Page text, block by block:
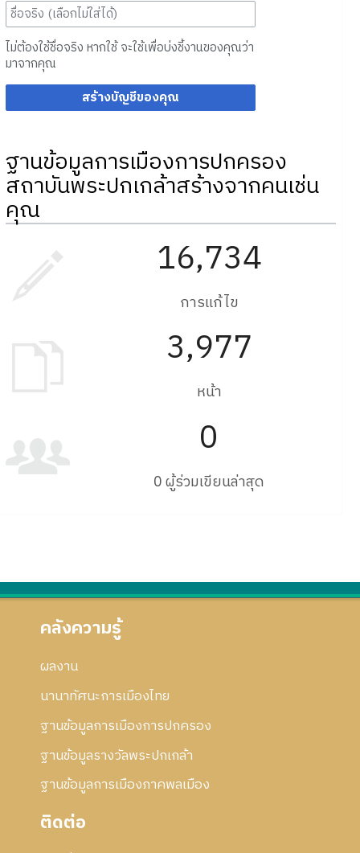
ไม่ต้องใช้ชื่อจริง หากใช้ จะใช้เพื่อบ่งชี้งานของคุณว่า
มาจากคุณ
สร้างบัญชีของคุณ
ฐานข้อมูลการเมืองการปกครอง
สถาบันพระปกเกล้าสร้างจากคนเช่น
คุณ
16,734
การแก้ไข
3,977
หน้า
0
0 ผู้ร่วมเขียนล่าสุด
คลังความรู้
ผลงาน
นานาทัศนะการเมืองไทย
ฐานข้อมูลการเมืองการปกครอง
ฐานข้อมูลรางวัลพระปกเกล้า
ฐานข้อมูลการเมืองภาคพลเมือง
ติดต่อ